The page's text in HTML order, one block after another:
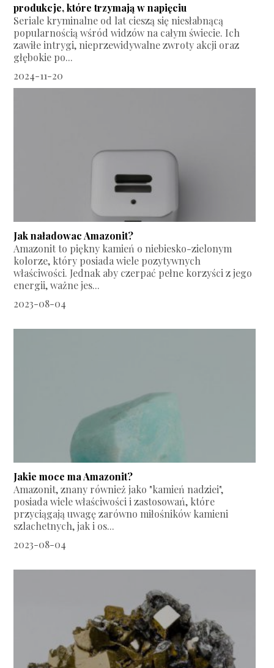
produkcje, które trzymają w napięciu
Seriale kryminalne od lat cieszą się niesłabnącą
popularnością wśród widzów na całym świecie. Ich
zawiłe intrygi, nieprzewidywalne zwroty akcji oraz
głębokie po...
2024-11-20
Jak naładowac Amazonit?
Amazonit to piękny kamień o niebiesko-zielonym
kolorze, który posiada wiele pozytywnych
właściwości. Jednak aby czerpać pełne korzyści z jego
energii, ważne jes...
2023-08-04
Jakie moce ma Amazonit?
Amazonit, znany również jako "kamień nadziei",
posiada wiele właściwości i zastosowań, które
przyciągają uwagę zarówno miłośników kamieni
szlachetnych, jak i os...
2023-08-04